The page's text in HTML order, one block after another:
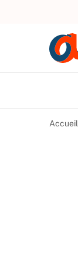
Accueil